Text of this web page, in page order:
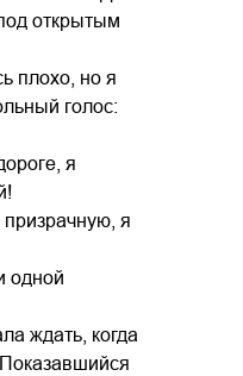
открытым
плохо, но я
голос:
я
призрачную, я
одной
ждать, когда